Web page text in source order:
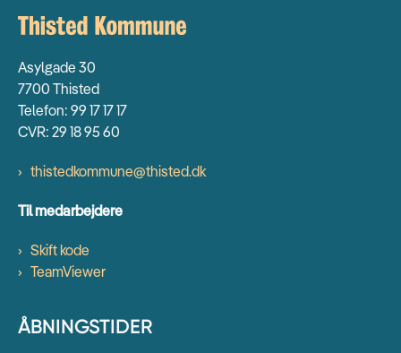
Asylgade 30
7700 Thisted
Telefon: 99 17 17 17
CVR: 29 18 95 60
thistedkommune@thisted.dk
Til medarbejdere
Skift kode
TeamViewer
ÅBNINGSTIDER